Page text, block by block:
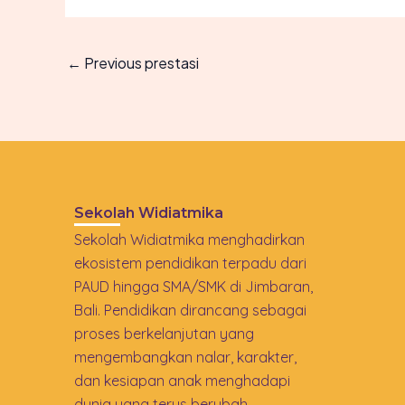
← Previous prestasi
Sekolah Widiatmika
Sekolah Widiatmika menghadirkan
ekosistem pendidikan terpadu dari
PAUD hingga SMA/SMK di Jimbaran,
Bali. Pendidikan dirancang sebagai
proses berkelanjutan yang
mengembangkan nalar, karakter,
dan kesiapan anak menghadapi